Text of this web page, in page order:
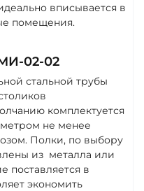
вписывается в
помещения.
02-02
стальной трубы
комплектуется
не менее
Полки, по выбору
из металла или
поставляется в
экономить